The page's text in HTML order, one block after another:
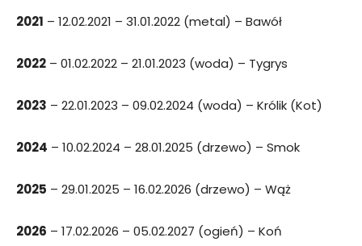
2021 – 12.02.2021 – 31.01.2022 (metal) – Bawół
2022 – 01.02.2022 – 21.01.2023 (woda) – Tygrys
2023 – 22.01.2023 – 09.02.2024 (woda) – Królik (Kot)
2024 – 10.02.2024 – 28.01.2025 (drzewo) – Smok
2025 – 29.01.2025 – 16.02.2026 (drzewo) – Wąż
2026 – 17.02.2026 – 05.02.2027 (ogień) – Koń